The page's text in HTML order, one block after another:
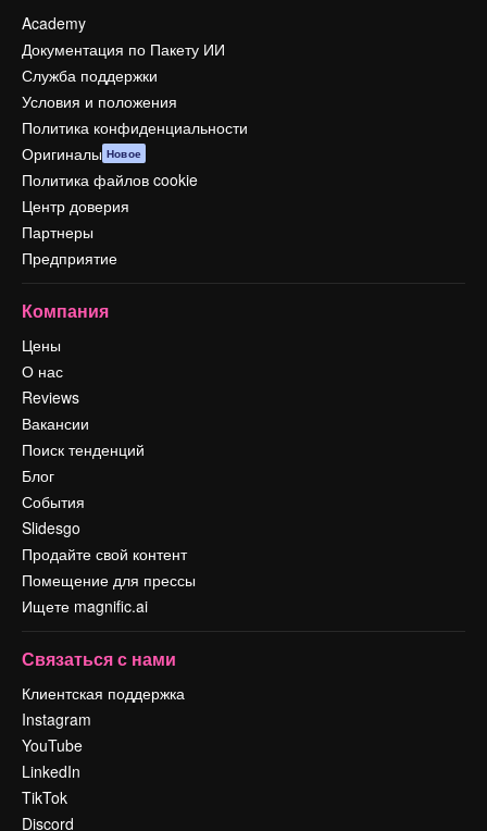
Academy
Документация по Пакету ИИ
Служба поддержки
Условия и положения
Политика конфиденциальности
Оригиналы Новое
Политика файлов cookie
Центр доверия
Партнеры
Предприятие
Компания
Цены
О нас
Reviews
Вакансии
Поиск тенденций
Блог
События
Slidesgo
Продайте свой контент
Помещение для прессы
Ищете magnific.ai
Связаться с нами
Клиентская поддержка
Instagram
YouTube
LinkedIn
TikTok
Discord